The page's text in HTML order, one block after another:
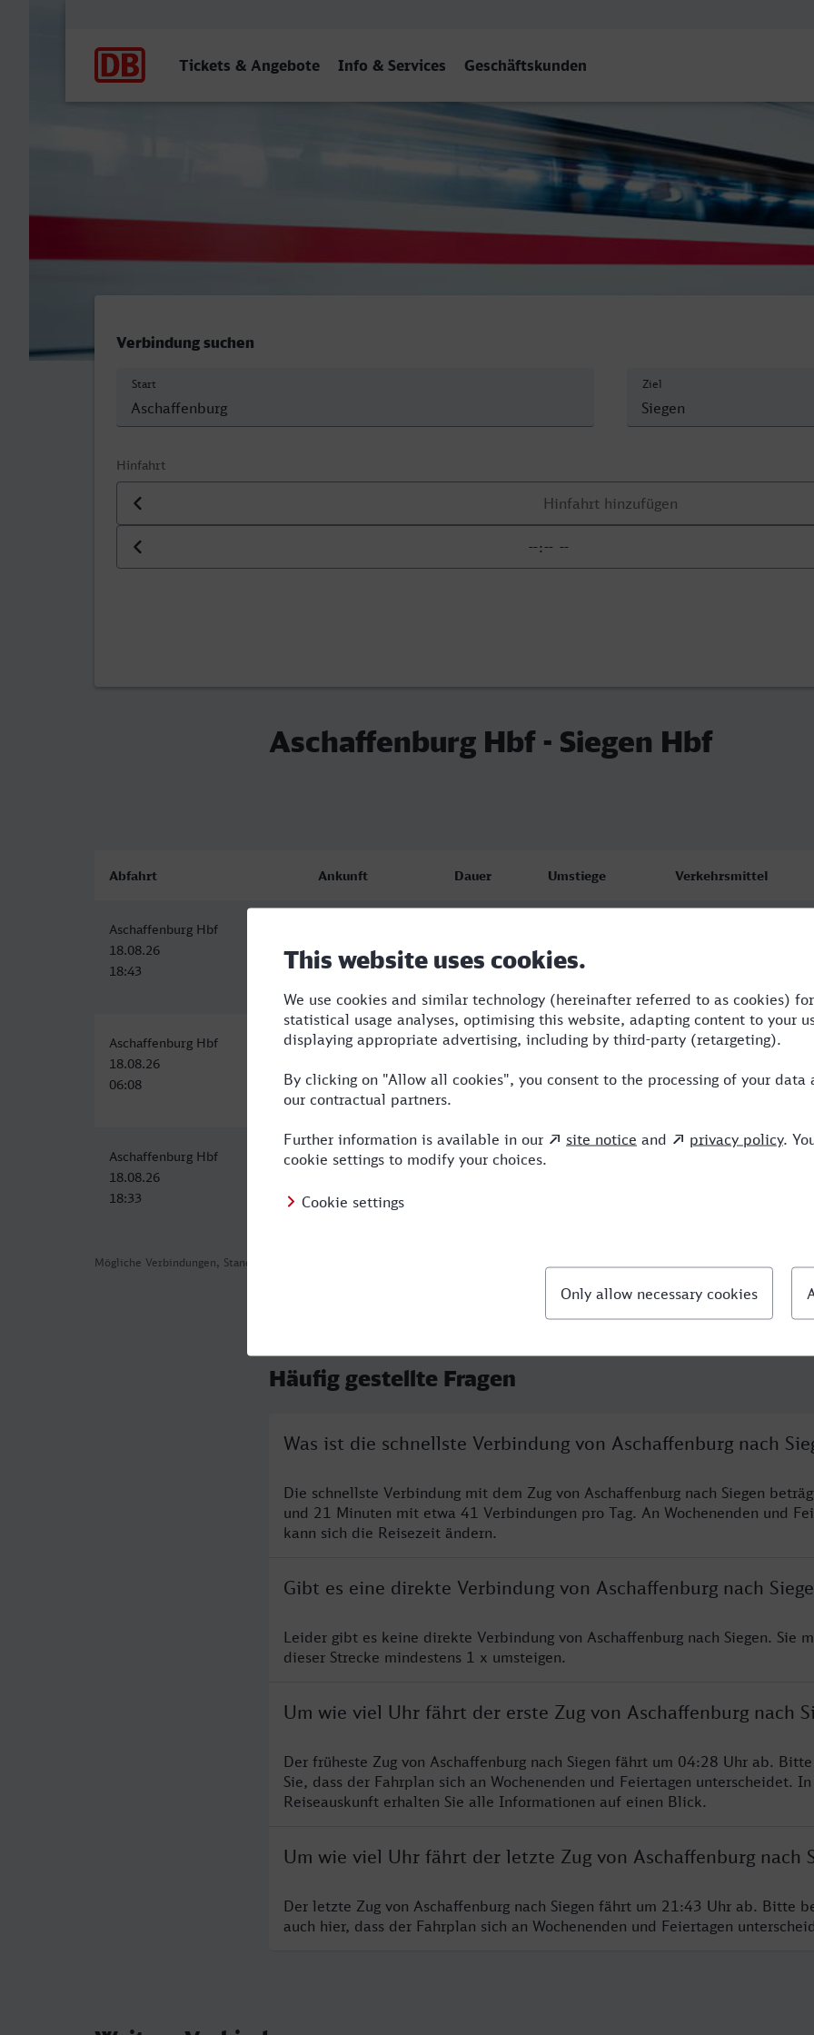
Tickets & Angebote Info & Services Geschäftskunden
Aschaffenburg Hbf - Siegen Hbf
Verbindung suchen
Start Ziel
Hinfahrt
Datum der Hinfahrt
Uhrzeit der Hinfahrt
Aschaffenburg Hbf - Siegen Hbf
Mögliche Verbindungen, Stand: 2026-08-04 04:15
Abfahrt Ankunft Dauer Umstiege Verkehrsmittel
Aschaffenburg Hbf
18.08.26
18:43
18.08.26
21:04
Aschaffenburg Hbf
18.08.26
06:08
Siegen Hbf
09:13
3:05 2 RE,HLB
Aschaffenburg Hbf
18.08.26
18:33
Siegen Hbf
21:04
2:31
Häufig gestellte Fragen
Was ist die schnellste Verbindung von Aschaffenburg nach
Die schnellste Verbindung mit dem Zug von Aschaffenburg nach Siegen
und 21 Minuten mit etwa 41 Verbindungen pro Tag. An Wochenenden und
kann sich die Reisezeit ändern.
Gibt es eine direkte Verbindung von Aschaffenburg nach
Leider gibt es keine direkte Verbindung von Aschaffenburg nach Siegen. Sie
dieser Strecke mindestens 1 x umsteigen.
Um wie viel Uhr fährt der erste Zug von Aschaffenburg nach
Der früheste Zug von Aschaffenburg nach Siegen fährt um 04:28 Uhr ab.
Sie, dass der Fahrplan sich an Wochenenden und Feiertagen unterscheidet.
Reiseauskunft erhalten Sie alle Informationen auf einen Blick.
Um wie viel Uhr fährt der letzte Zug von Aschaffenburg nach
Der letzte Zug von Aschaffenburg nach Siegen fährt um 21:43 Uhr ab. Bitte
auch hier, dass der Fahrplan sich an Wochenenden und Feiertagen